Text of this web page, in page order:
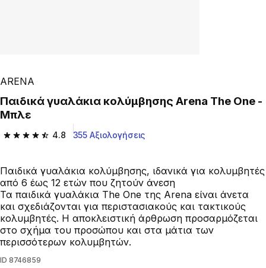
ARENA
Παιδικά γυαλάκια κολύμβησης Arena The One -
Μπλε
4.8
4.8 out of 5 stars from 355 reviews
355 Αξιολογήσεις
Παιδικά γυαλάκια κολύμβησης, ιδανικά για κολυμβητές
από 6 έως 12 ετών που ζητούν άνεση
Τα παιδικά γυαλάκια The One της Arena είναι άνετα
και σχεδιάζονται για περιστασιακούς και τακτικούς
κολυμβητές. Η αποκλειστική άρθρωση προσαρμόζεται
στο σχήμα του προσώπου και στα μάτια των
περισσότερων κολυμβητών.
ID 8746859